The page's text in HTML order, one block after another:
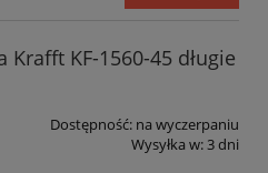
Krafft KF-1560-45 długie
Dostępność: na wyczerpaniu
Wysyłka w:3 dni